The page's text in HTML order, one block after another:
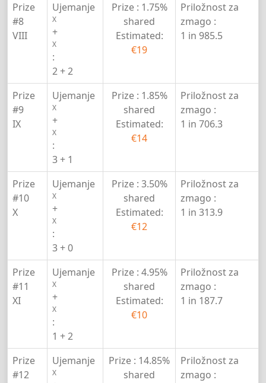
Prize
#8
VIII
Ujemanje
X
+
X
:
2 + 2
Prize : 1.75%
shared
Estimated:
€19
Priložnost za
zmago :
1 in 985.5
Prize
#9
IX
Ujemanje
X
+
X
:
3 + 1
Prize : 1.85%
shared
Estimated:
€14
Priložnost za
zmago :
1 in 706.3
Prize
#10
X
Ujemanje
X
+
X
:
3 + 0
Prize : 3.50%
shared
Estimated:
€12
Priložnost za
zmago :
1 in 313.9
Prize
#11
XI
Ujemanje
X
+
X
:
1 + 2
Prize : 4.95%
shared
Estimated:
€10
Priložnost za
zmago :
1 in 187.7
Prize
#12
Ujemanje
X
Prize : 14.85%
shared
Priložnost za
zmago :